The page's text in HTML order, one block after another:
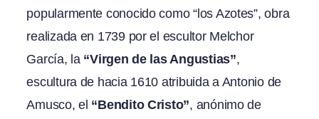
popularmente conocido como “los Azotes”, obra
realizada en 1739 por el escultor Melchor
García, la “Virgen de las Angustias”,
escultura de hacia 1610 atribuida a Antonio de
Amusco, el “Bendito Cristo”, anónimo de